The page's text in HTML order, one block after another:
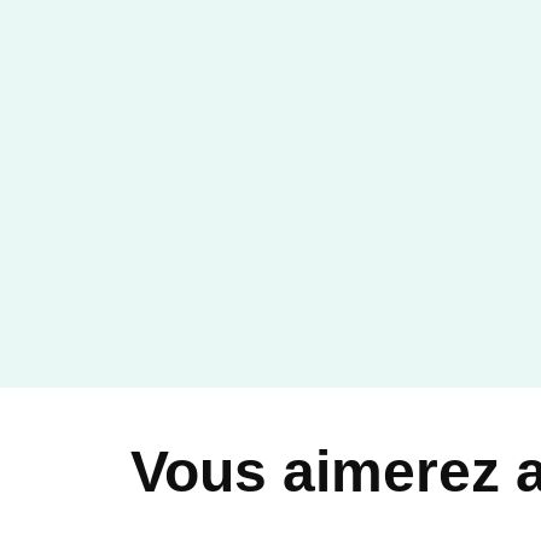
Vous aimerez